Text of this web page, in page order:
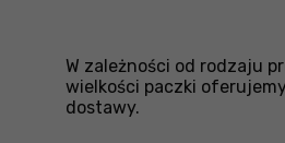
W zależności od rodzaju
wielkości paczki
dostawy.